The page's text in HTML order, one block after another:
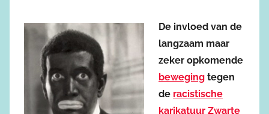
De invloed van de
langzaam maar
zeker opkomende
beweging tegen
de racistische
karikatuur Zwarte